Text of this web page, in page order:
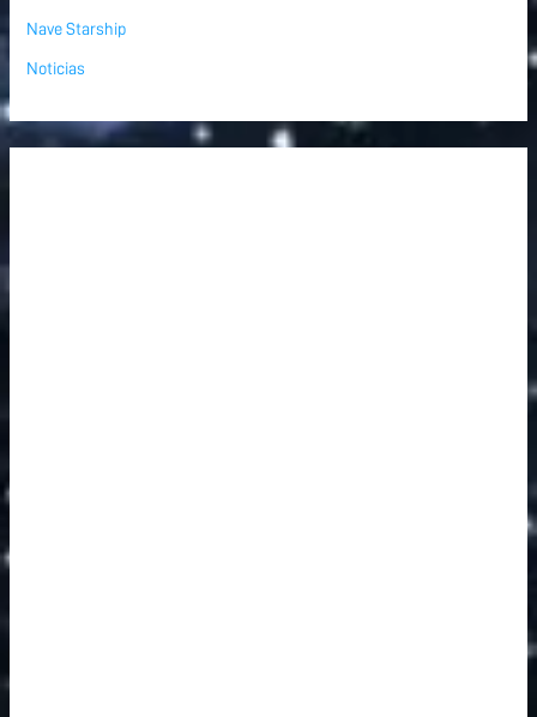
Nave Starship
Noticias